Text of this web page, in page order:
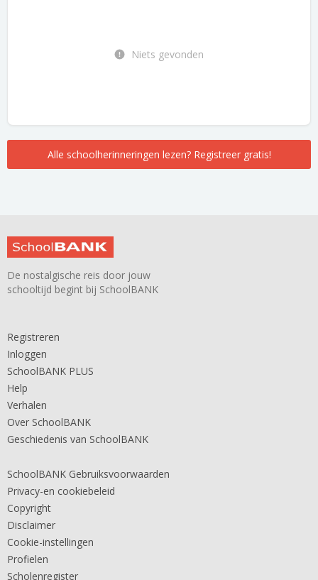
Niets gevonden
Alle schoolherinneringen lezen? Registreer gratis!
De nostalgische reis door jouw
schooltijd begint bij SchoolBANK
Registreren
Inloggen
SchoolBANK PLUS
Help
Verhalen
Over SchoolBANK
Geschiedenis van SchoolBANK
SchoolBANK Gebruiksvoorwaarden
Privacy-en cookiebeleid
Copyright
Disclaimer
Cookie-instellingen
Profielen
Scholenregister